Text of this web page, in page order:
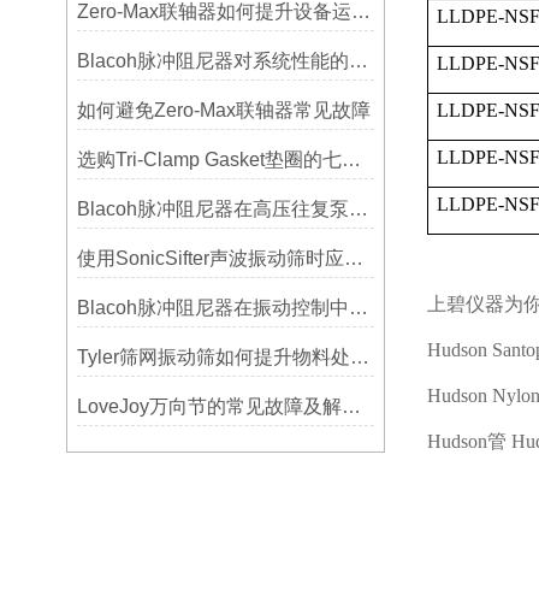
Zero-Max联轴器如何提升设备运行精度？
Blacoh脉冲阻尼器对系统性能的影响分析
如何避免Zero-Max联轴器常见故障
选购Tri-Clamp Gasket垫圈的七大要点
Blacoh脉冲阻尼器在高压往复泵系统中的应用
使用SonicSifter声波振动筛时应注意的几个方面
Blacoh脉冲阻尼器在振动控制中的作用分析
Tyler筛网振动筛如何提升物料处理能力
LoveJoy万向节的常见故障及解决方案
LLDPE-
LLDPE-
LLDPE-
LLDPE-
LLDPE-
上碧仪器为
Hudson
Hudson Nylon
Hudson管